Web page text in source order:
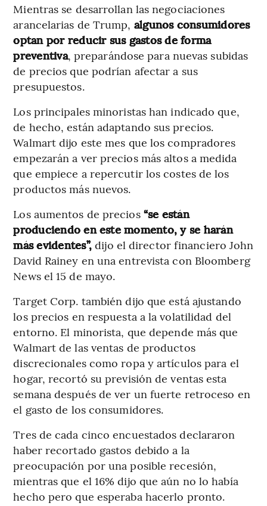
Mientras se desarrollan las negociaciones
arancelarias de Trump, algunos consumidores
optan por reducir sus gastos de forma
preventiva, preparándose para nuevas subidas
de precios que podrían afectar a sus
presupuestos.
Los principales minoristas han indicado que,
de hecho, están adaptando sus precios.
Walmart dijo este mes que los compradores
empezarán a ver precios más altos a medida
que empiece a repercutir los costes de los
productos más nuevos.
Los aumentos de precios “se están
produciendo en este momento, y se harán
más evidentes”,dijo el director financiero John
David Rainey en una entrevista con Bloomberg
News el 15 de mayo.
Target Corp. también dijo que está ajustando
los precios en respuesta a la volatilidad del
entorno. El minorista, que depende más que
Walmart de las ventas de productos
discrecionales como ropa y artículos para el
hogar, recortó su previsión de ventas esta
semana después de ver un fuerte retroceso en
el gasto de los consumidores.
Tres de cada cinco encuestados declararon
haber recortado gastos debido a la
preocupación por una posible recesión,
mientras que el 16% dijo que aún no lo había
hecho pero que esperaba hacerlo pronto.